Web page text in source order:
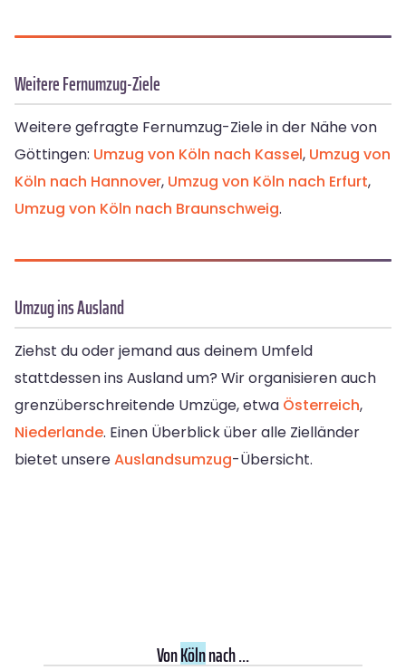
Weitere Fernumzug-Ziele
Weitere gefragte Fernumzug-Ziele in der Nähe von
Göttingen: Umzug von Köln nach Kassel, Umzug von
Köln nach Hannover, Umzug von Köln nach Erfurt,
Umzug von Köln nach Braunschweig.
Umzug ins Ausland
Ziehst du oder jemand aus deinem Umfeld
stattdessen ins Ausland um? Wir organisieren auch
grenzüberschreitende Umzüge, etwa Österreich,
Niederlande. Einen Überblick über alle Zielländer
bietet unsereAuslandsumzug-Übersicht.
VonKölnnach ...